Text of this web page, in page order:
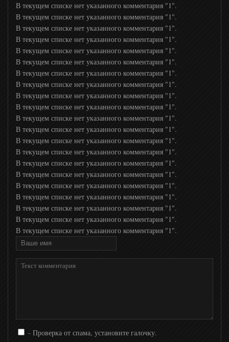
В текущем списке нет указанного комментария "1".
В текущем списке нет указанного комментария "1".
В текущем списке нет указанного комментария "1".
В текущем списке нет указанного комментария "1".
В текущем списке нет указанного комментария "1".
В текущем списке нет указанного комментария "1".
В текущем списке нет указанного комментария "1".
В текущем списке нет указанного комментария "1".
В текущем списке нет указанного комментария "1".
В текущем списке нет указанного комментария "1".
В текущем списке нет указанного комментария "1".
В текущем списке нет указанного комментария "1".
В текущем списке нет указанного комментария "1".
В текущем списке нет указанного комментария "1".
В текущем списке нет указанного комментария "1".
В текущем списке нет указанного комментария "1".
В текущем списке нет указанного комментария "1".
В текущем списке нет указанного комментария "1".
В текущем списке нет указанного комментария "1".
В текущем списке нет указанного комментария "1".
В текущем списке нет указанного комментария "1".
- Проверка от спама, установите галочку.